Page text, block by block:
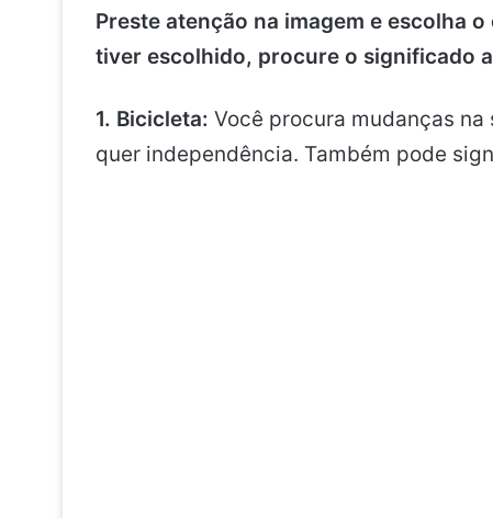
Preste atenção na imagem e escolha
tiver escolhido, procure o significado
1. Bicicleta: Você procura mudanças
quer independência. Também pode